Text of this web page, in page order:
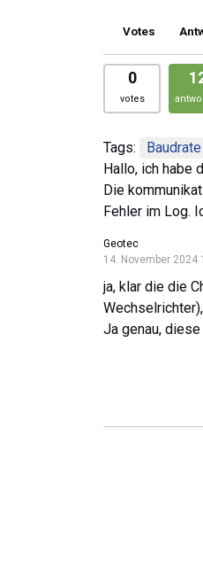
Votes
0
votes
Tags: Baudrate
Hallo, ich habe
Die
Fehler im Log.
Geotec
14. November 2024
ja, klar die die
Ja genau,